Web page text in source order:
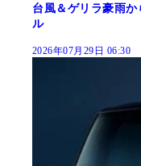
台風＆ゲリラ豪雨
ル
2026年07月29日 06:30